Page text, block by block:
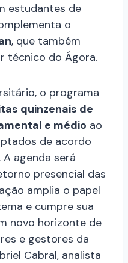
estudantes de
o
, que também
técnico do Ágora.
o programa
quinzenais de
e médio ao
de acordo
agenda será
presencial das
amplia o papel
e cumpre sua
novo horizonte de
e gestores da
Cabral, analista